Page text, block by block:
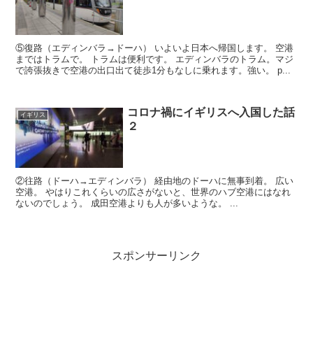
⑤復路（エディンバラ→ドーハ） いよいよ日本へ帰国します。 空港
まではトラムで。 トラムは便利です。 エディンバラのトラム。マジ
で誇張抜きで空港の出口出て徒歩1分もなしに乗れます。強い。 p...
イギリス
コロナ禍にイギリスへ入国した話
２
②往路（ドーハ→エディンバラ） 経由地のドーハに無事到着。 広い
空港。 やはりこれくらいの広さがないと、世界のハブ空港にはなれ
ないのでしょう。 成田空港よりも人が多いような。 ...
スポンサーリンク